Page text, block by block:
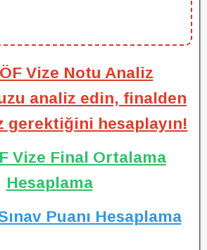
Vize Notu Analiz
analiz edin, finalden
gerektiğini hesaplayın!
Vize Final Ortalama
Hesaplama
Puanı Hesaplama